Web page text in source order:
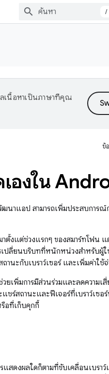
/
เนื้อหาเป็นภาษาที่คุณ
ข้
องใน
าแอป สามารถเพิ่มประสบการณ์ก
แต่ช่วงแรกๆ ของสมาร์ทโฟน แ
เปลี่ยนบริบทที่หนักหน่วงสำหรับผู้
นะกับเบราว์เซอร์ และเพิ่มค่าใช้จ่
เพิ่มการมีส่วนร่วมและลดความเ
แชร์สถานะและฟีเจอร์ที่เบราว์เ
อที่เก็บคุกกี้
สดงผลใดก็ตามที่ขับเคลื่อนเบราว์